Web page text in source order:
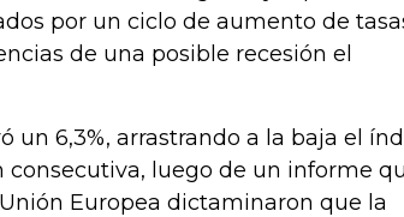
por un ciclo de aumento de
de una posible recesión el
un 6,3%, arrastrando a la baja el
consecutiva, luego de un informe
Europea dictaminaron que la